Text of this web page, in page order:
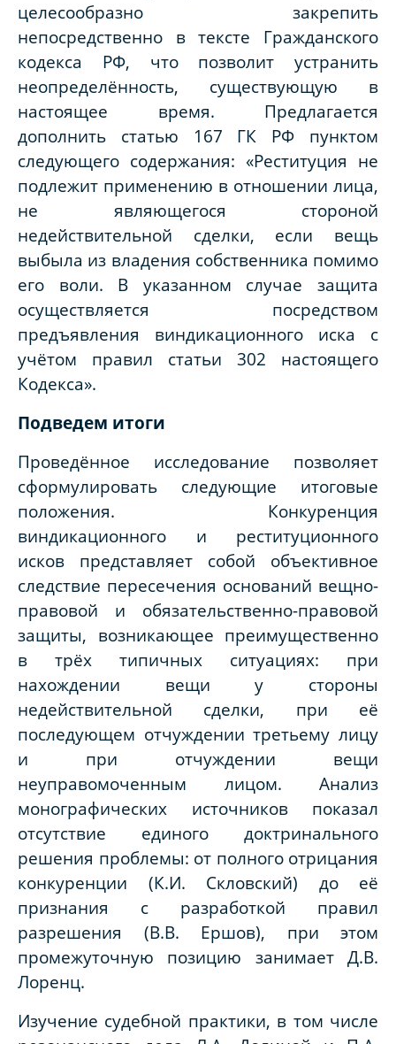
целесообразно закрепить
непосредственно в тексте Гражданского
кодекса РФ, что позволит устранить
неопределённость, существующую в
настоящее время. Предлагается
дополнить статью 167 ГК РФ пунктом
следующего содержания: «Реституция не
подлежит применению в отношении лица,
не являющегося стороной
недействительной сделки, если вещь
выбыла из владения собственника помимо
его воли. В указанном случае защита
осуществляется посредством
предъявления виндикационного иска с
учётом правил статьи 302 настоящего
Кодекса».
Подведем итоги
Проведённое исследование позволяет
сформулировать следующие итоговые
положения. Конкуренция
виндикационного и реституционного
исков представляет собой объективное
следствие пересечения оснований вещно-
правовой и обязательственно-правовой
защиты, возникающее преимущественно
в трёх типичных ситуациях: при
нахождении вещи у стороны
недействительной сделки, при её
последующем отчуждении третьему лицу
и при отчуждении вещи
неуправомоченным лицом. Анализ
монографических источников показал
отсутствие единого доктринального
решения проблемы: от полного отрицания
конкуренции (К.И. Скловский) до её
признания с разработкой правил
разрешения (В.В. Ершов), при этом
промежуточную позицию занимает Д.В.
Лоренц.
Изучение судебной практики, в том числе